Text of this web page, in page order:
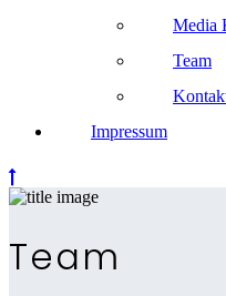
Media
Team
Impressum
Team